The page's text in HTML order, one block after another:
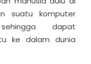
suatu komputer
dapat
ke dalam dunia